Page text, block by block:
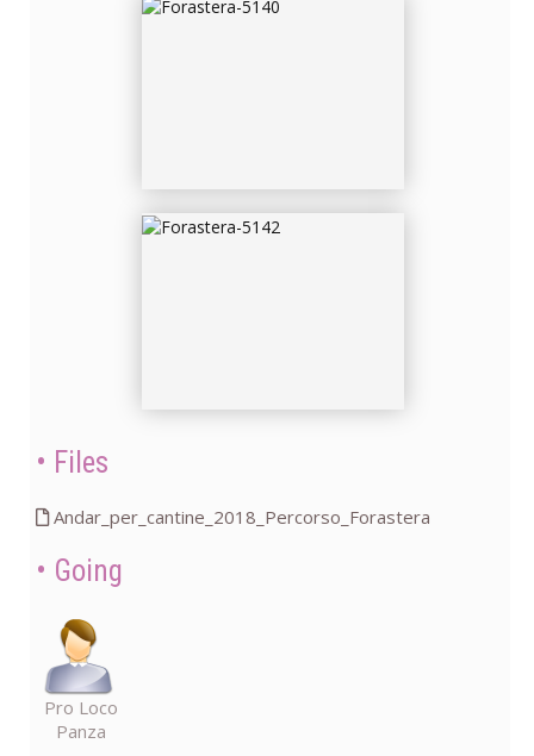
Files
Andar_per_cantine_2018_Percorso_Forastera
Going
Pro Loco
Panza